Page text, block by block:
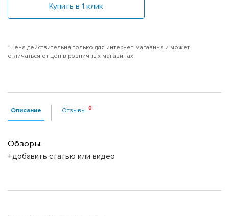
Купить в 1 клик
*Цена действительна только для интернет-магазина и может
отличаться от цен в розничных магазинах
Описание Отзывы
Обзоры:
+добавить статью или видео